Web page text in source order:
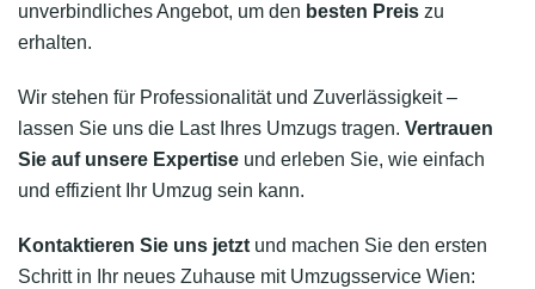
unverbindliches Angebot, um den besten Preis zu
erhalten.
Wir stehen für Professionalität und Zuverlässigkeit –
lassen Sie uns die Last Ihres Umzugs tragen. Vertrauen
Sie auf unsere Expertise und erleben Sie, wie einfach
und effizient Ihr Umzug sein kann.
Kontaktieren Sie uns jetzt und machen Sie den ersten
Schritt in Ihr neues Zuhause mit Umzugsservice Wien: